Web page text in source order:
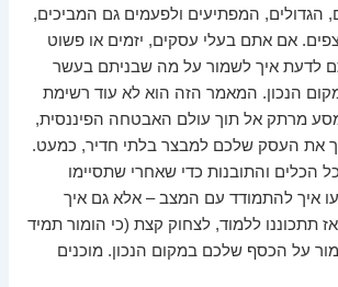
הגדולים, המפתיעים ולפעמים גם המביכים,
אם אתם בעלי עסקים, יזמים או פשוט
לדעת איך לשמור על מה שבניתם בעשר
הנכון. המאמר הזה הוא לא עוד רשימת
מרתק אל תוך עולם האבטחה הפיננסית,
את העסק שלכם למבצר בלתי חדיר, כמעט.
הכלים והתובנות כדי שאחרי שתסיימו
איך להתמודד עם המצב – אלא גם איך
תתכוננו ללמוד, לצחוק קצת (כי הומור תמיד
על הכסף שלכם במקום הנכון. מוכנים